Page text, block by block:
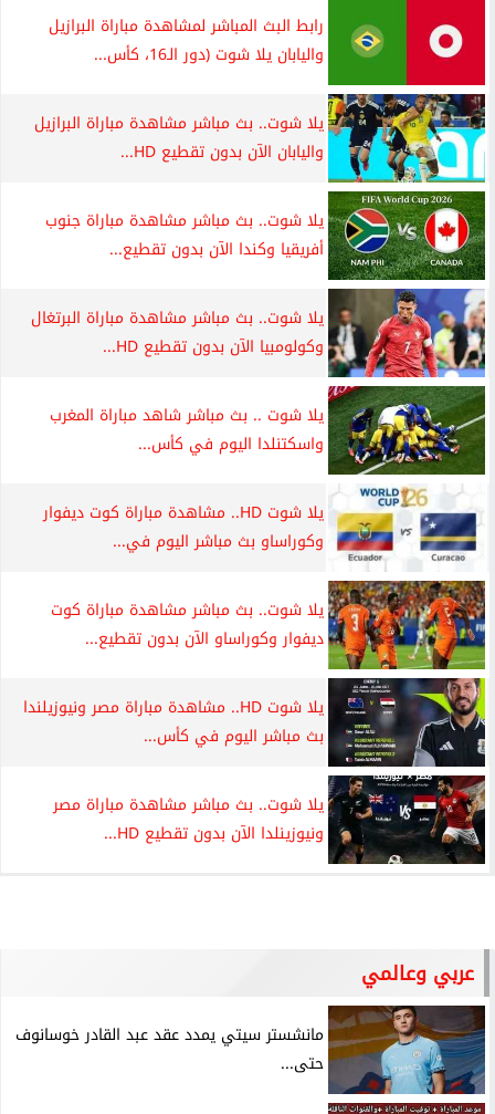
رابط البث المباشر لمشاهدة مباراة البرازيل
واليابان يلا شوت (دور الـ16، كأس...
يلا شوت.. بث مباشر مشاهدة مباراة البرازيل
واليابان الآن بدون تقطيع HD...
يلا شوت.. بث مباشر مشاهدة مباراة جنوب
أفريقيا وكندا الآن بدون تقطيع...
يلا شوت.. بث مباشر مشاهدة مباراة البرتغال
وكولومبيا الآن بدون تقطيع HD...
يلا شوت .. بث مباشر شاهد مباراة المغرب
واسكتنلدا اليوم في كأس...
يلا شوت HD.. مشاهدة مباراة كوت ديفوار
وكوراساو بث مباشر اليوم في...
يلا شوت.. بث مباشر مشاهدة مباراة كوت
ديفوار وكوراساو الآن بدون تقطيع...
يلا شوت HD.. مشاهدة مباراة مصر ونيوزيلندا
بث مباشر اليوم في كأس...
يلا شوت.. بث مباشر مشاهدة مباراة مصر
ونيوزينلدا الآن بدون تقطيع HD...
عربي وعالمي
مانشستر سيتي يمدد عقد عبد القادر خوسانوف
حتى...